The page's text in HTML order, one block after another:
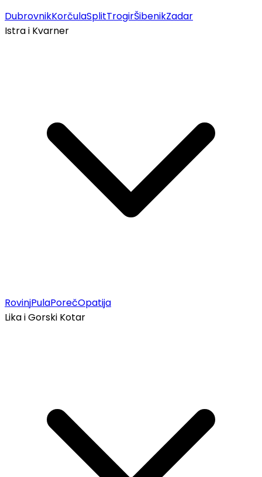
DubrovnikKorčulaSplitTrogirŠibenikZadar
Istra i Kvarner
RovinjPulaPorečOpatija
Lika i Gorski Kotar